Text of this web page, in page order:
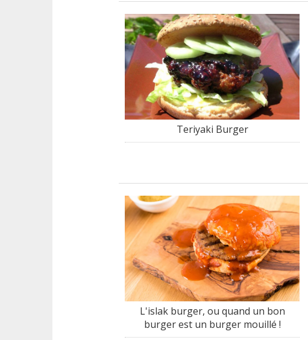
Teriyaki Burger
L'islak burger, ou quand un bon
burger est un burger mouillé !